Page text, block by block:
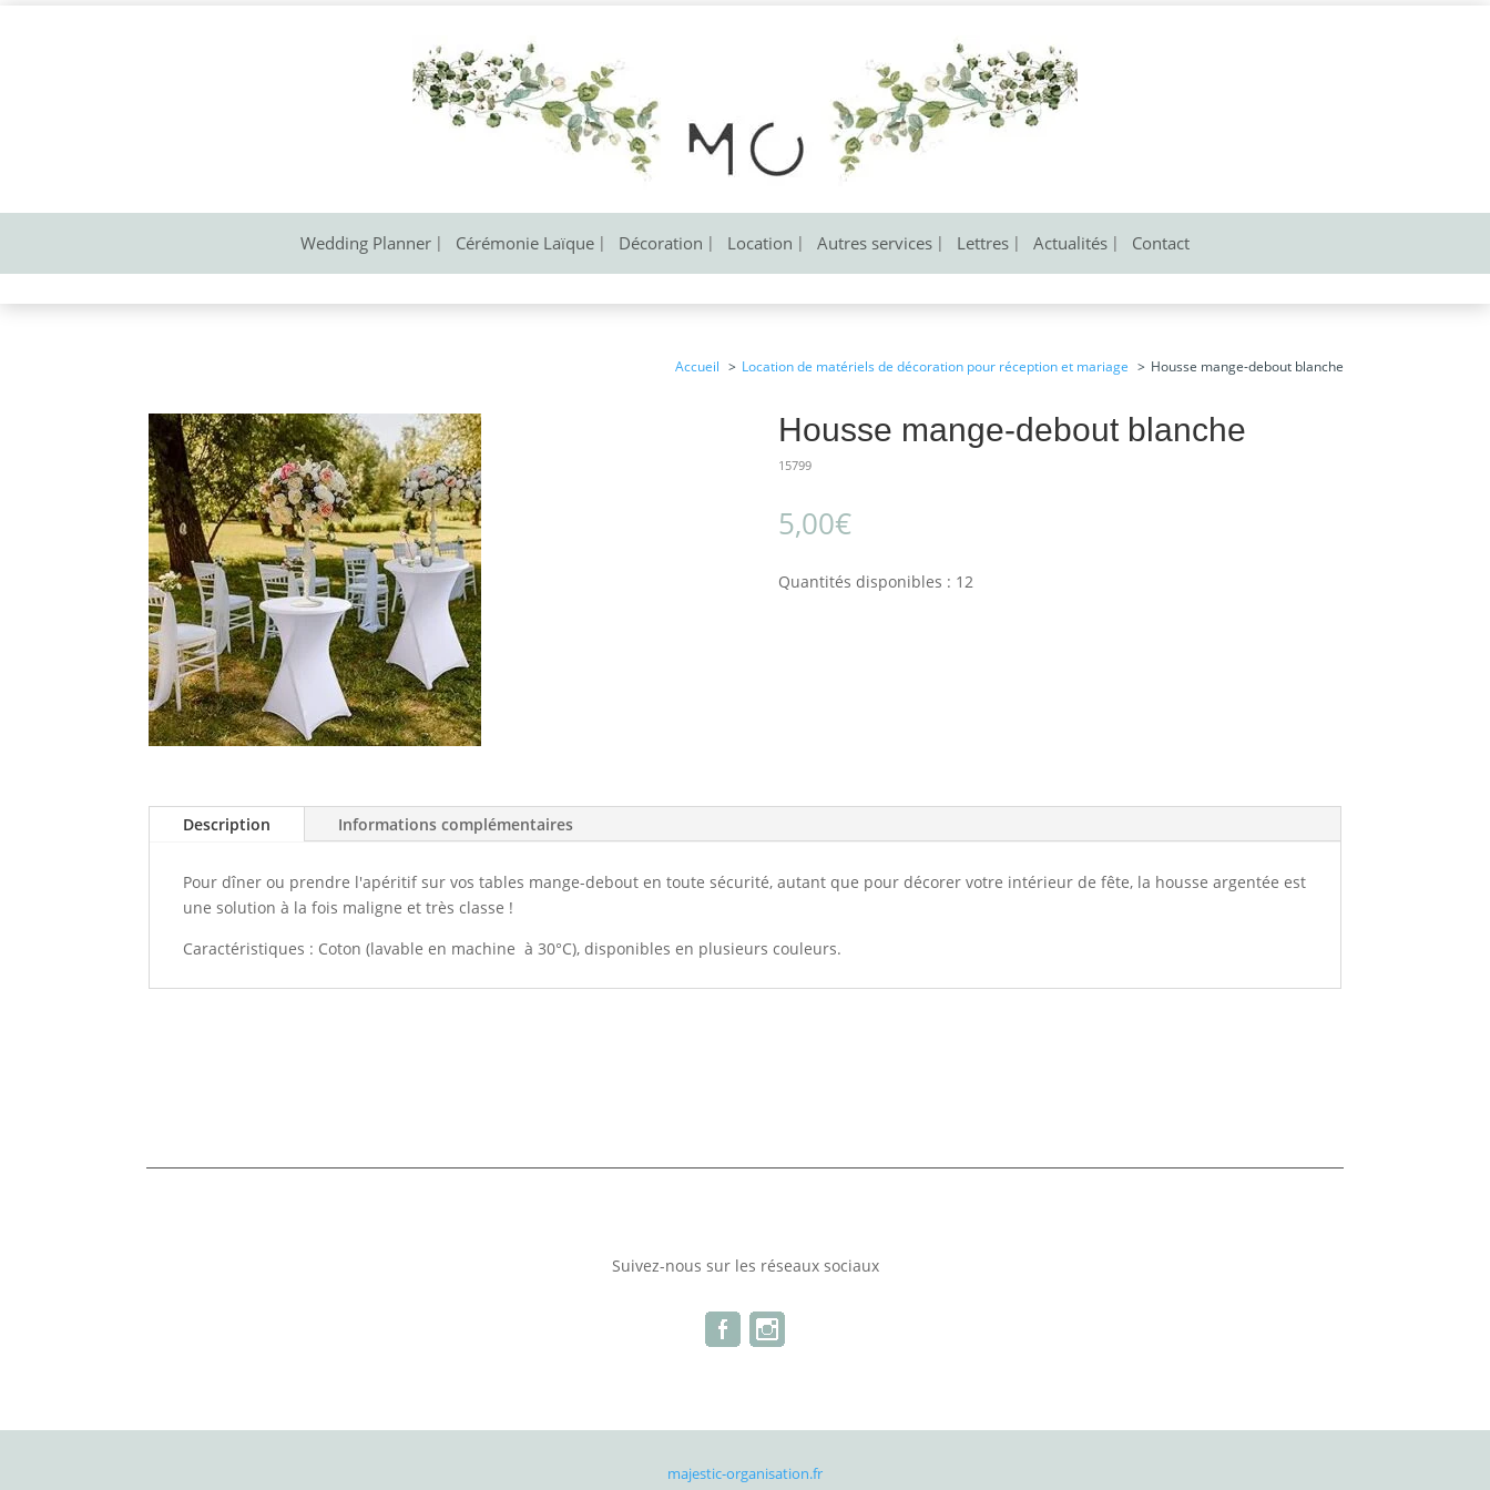
Wedding Planner Cérémonie Laïque Décoration Location Autres services Lettres Actualités Contact
Accueil Location de matériels de décoration pour réception et mariage Housse mange-debout blanche
Housse mange-debout blanche
15799
5,00€
Quantités disponibles : 12
Description Informations complémentaires
Pour dîner ou prendre l'apéritif sur vos tables mange-debout en toute sécurité, autant que pour décorer votre intérieur de fête, la housse argentée est
une solution à la fois maligne et très classe !
Caractéristiques : Coton (lavable en machine à 30°C), disponibles en plusieurs couleurs.
Suivez-nous sur les réseaux sociaux
majestic-organisation.fr